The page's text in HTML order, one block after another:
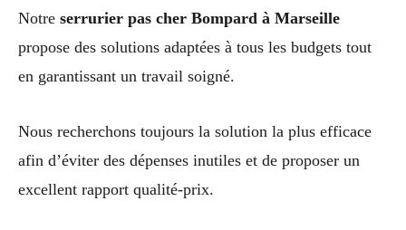
Notre serrurier pas cher Bompard à Marseille
propose des solutions adaptées à tous les budgets tout
en garantissant un travail soigné.
Nous recherchons toujours la solution la plus efficace
afin d’éviter des dépenses inutiles et de proposer un
excellent rapport qualité-prix.